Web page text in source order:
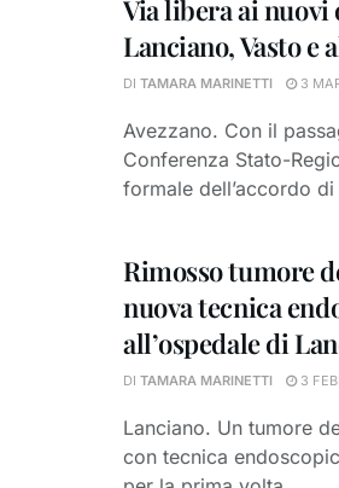
Via libera ai nuovi
Lanciano, Vasto e
DI TAMARA MARINETTI 3
Avezzano. Con il
Conferenza Stato-
formale dell’accordo
Rimosso tumore
nuova tecnica
all’ospedale di
DI TAMARA MARINETTI 3
Lanciano. Un tumore
con tecnica